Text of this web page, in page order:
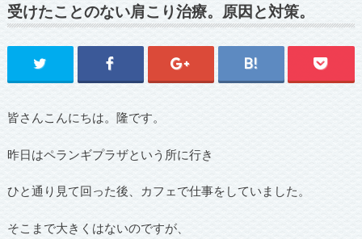
受けたことのない肩こり治療。原因と対策。
皆さんこんにちは。隆です。
昨日はペランギプラザという所に行き
ひと通り見て回った後、カフェで仕事をしていました。
そこまで大きくはないのですが、